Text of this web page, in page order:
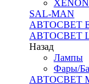
XENON
SAL-MAN
АВТОСВЕТ
АВТОСВЕТ
Назад
Лампы
Фары/
АВТОСВЕТ